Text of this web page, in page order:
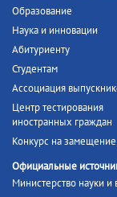
Образование
Наука и инновации
Абитуриенту
Студентам
Ассоциация
Центр тестирования
иностранных граждан
Конкурс на
Официальные
Министерство науки